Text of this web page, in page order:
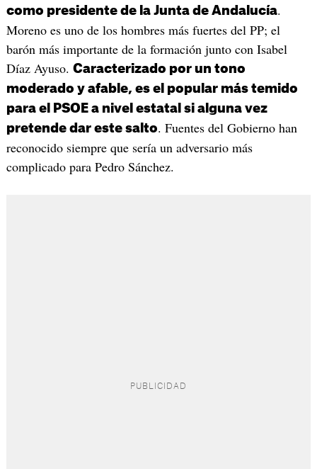
como presidente de la Junta de Andalucía.
Moreno es uno de los hombres más fuertes del PP; el
barón más importante de la formación junto con Isabel
Díaz Ayuso. Caracterizado por un tono
moderado y afable, es el popular más temido
para el PSOE a nivel estatal si alguna vez
pretende dar este salto. Fuentes del Gobierno han
reconocido siempre que sería un adversario más
complicado para Pedro Sánchez.